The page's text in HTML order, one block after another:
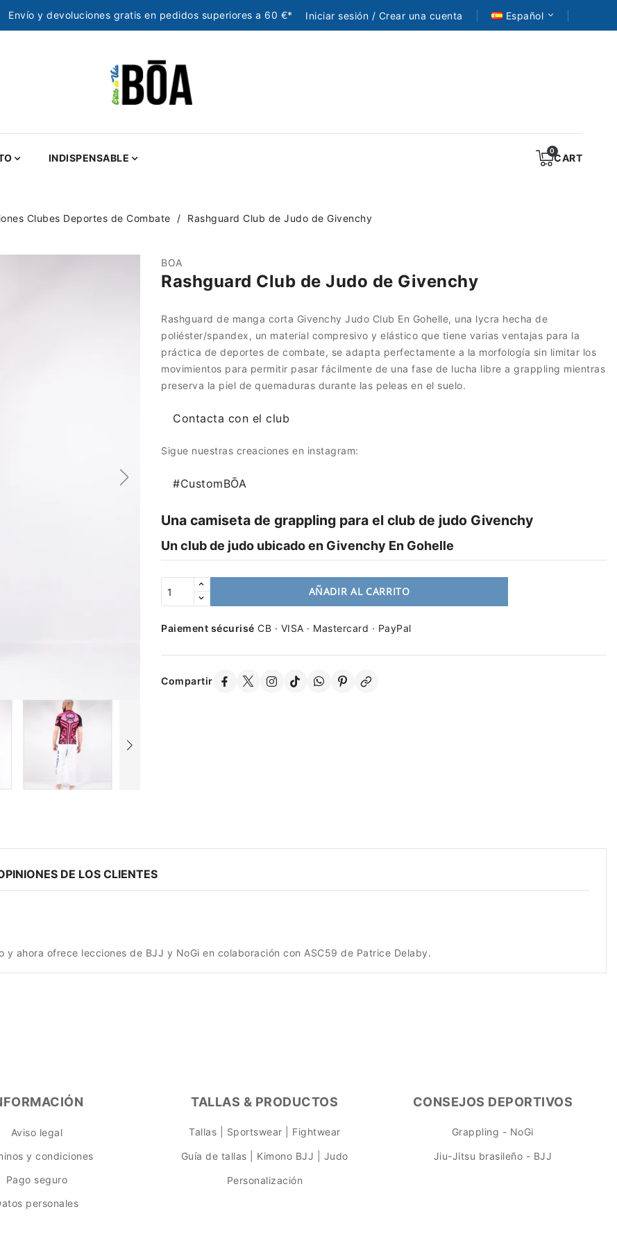
Envío y devoluciones gratis en pedidos superiores a 60 €* Iniciar sesión / Crear una cuenta Español
INDISPENSABLE CART
Clubes Deportes de Combate Rashguard Club de Judo de Givenchy
BOA
Rashguard Club de Judo de Givenchy
Rashguard de manga corta Givenchy Judo Club En Gohelle, una lycra hecha de
poliéster/spandex, un material compresivo y elástico que tiene varias ventajas para la
práctica de deportes de combate, se adapta perfectamente a la morfología sin limitar los
movimientos para permitir pasar fácilmente de una fase de lucha libre a grappling mientras
preserva la piel de quemaduras durante las peleas en el suelo.
Contacta con el club
Sigue nuestras creaciones en instagram:
#CustomBŌA
Una camiseta de grappling para el club de judo Givenchy
Un club de judo ubicado en Givenchy En Gohelle
AÑADIR AL CARRITO
Paiement sécurisé CB · VISA · Mastercard · PayPal
Compartir
DE LOS CLIENTES
y ahora ofrece lecciones de BJJ y NoGi en colaboración con ASC59 de Patrice Delaby.
Aviso legal
y condiciones
Pago seguro
personales
TALLAS & PRODUCTOS
Tallas | Sportswear | Fightwear
Guía de tallas | Kimono BJJ | Judo
Personalización
CONSEJOS DEPORTIVOS
Grappling - NoGi
Jiu-Jitsu brasileño - BJJ